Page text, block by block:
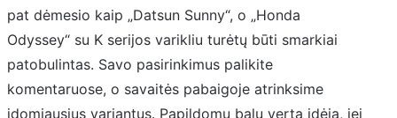
pat dėmesio kaip „Datsun Sunny“, o „Honda
Odyssey“ su K serijos varikliu turėtų būti smarkiai
patobulintas. Savo pasirinkimus palikite
komentaruose, o savaitės pabaigoje atrinksime
įdomiausius variantus. Papildomų balų verta idėja, jei